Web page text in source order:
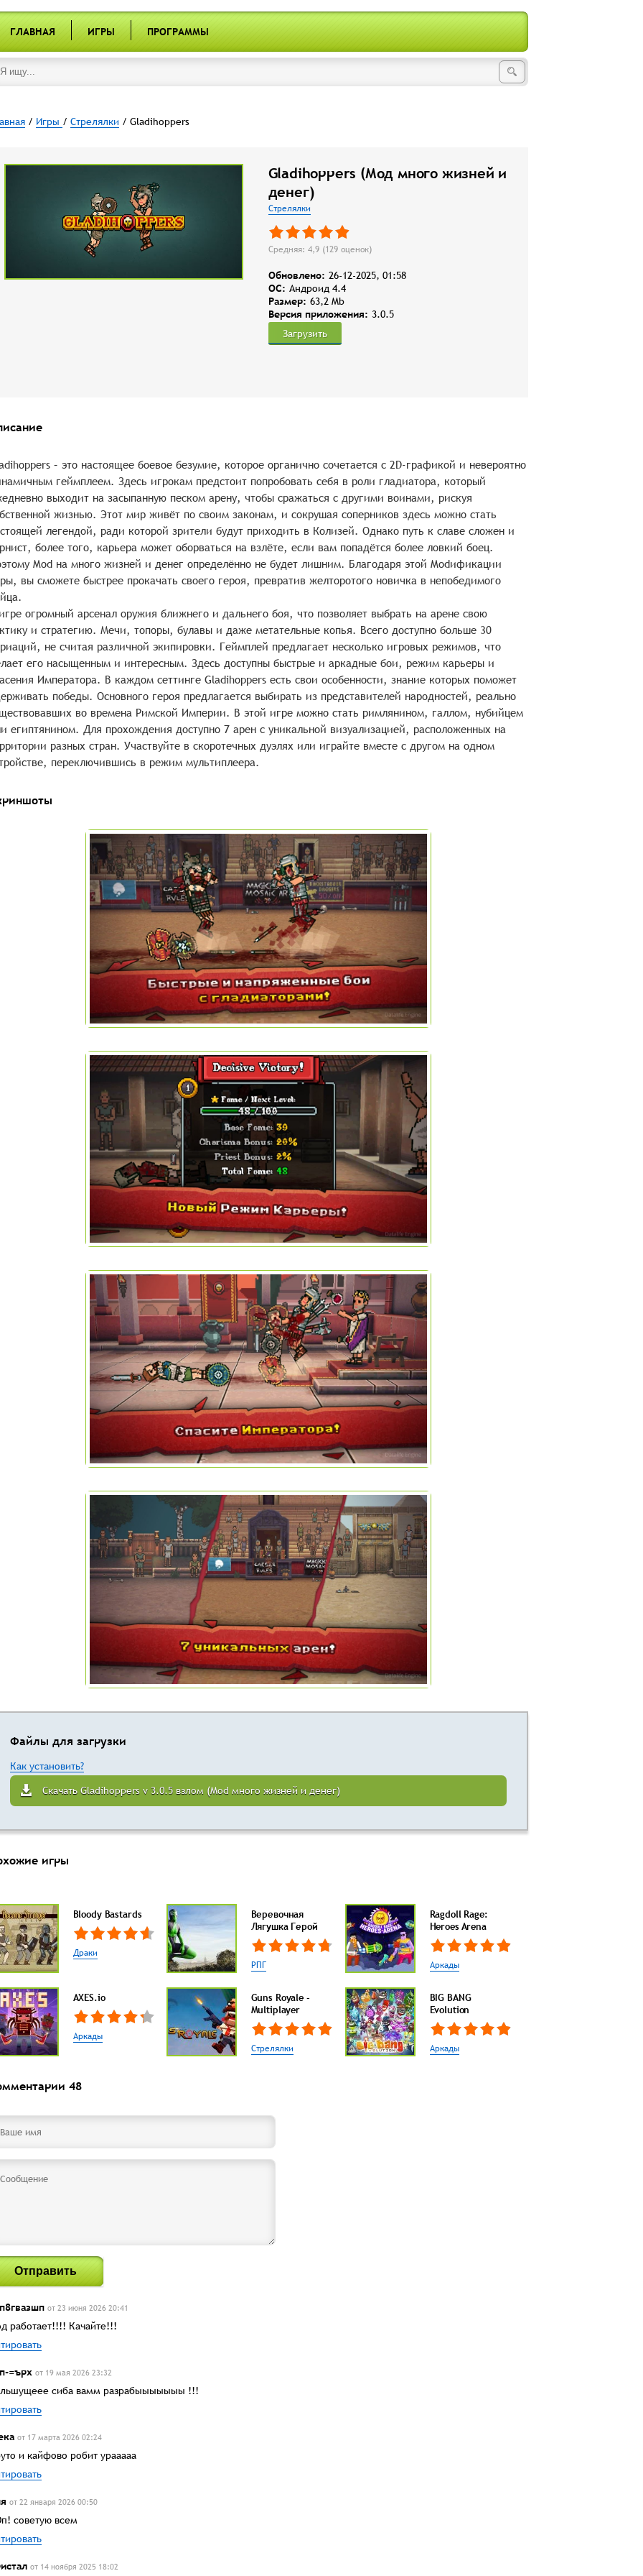
ГЛАВНАЯ ИГРЫ ПРОГРАММЫ
/ Игры / Стрелялки / Gladihoppers
Gladihoppers (Мод много жизней и
денег)
Стрелялки
Средняя: 4,9 (129оценок)
Обновлено: 26-12-2025, 01:58
OC: Андроид 4.4
Размер: 63,2 Mb
Версия приложения: 3.0.5
Загрузить
– это настоящее боевое безумие, которое органично сочетается с 2D-графикой и невероятно
геймплеем. Здесь игрокам предстоит попробовать себя в роли гладиатора, который
выходит на засыпанную песком арену, чтобы сражаться с другими воинами, рискуя
жизнью. Этот мир живёт по своим законам, и сокрушая соперников здесь можно стать
легендой, ради которой зрители будут приходить в Колизей. Однако путь к славе сложен и
более того, карьера может оборваться на взлёте, если вам попадётся более ловкий боец.
Mod на много жизней и денег определённо не будет лишним. Благодаря этой Modификации
вы сможете быстрее прокачать своего героя, превратив желторотого новичка в непобедимого
огромный арсенал оружия ближнего и дальнего боя, что позволяет выбрать на арене свою
и стратегию. Мечи, топоры, булавы и даже метательные копья. Всего доступно больше 30
не считая различной экипировки. Геймплей предлагает несколько игровых режимов, что
его насыщенным и интересным. Здесь доступны быстрые и аркадные бои, режим карьеры и
Императора. В каждом сеттинге Gladihoppers есть свои особенности, знание которых поможет
победы. Основного героя предлагается выбирать из представителей народностей, реально
во времена Римской Империи. В этой игре можно стать римлянином, галлом, нубийцем
египтянином. Для прохождения доступно 7 арен с уникальной визуализацией, расположенных на
разных стран. Участвуйте в скоротечных дуэлях или играйте вместе с другом на одном
переключившись в режим мультиплеера.
Файлы для загрузки
Как установить?
Скачать Gladihoppers v 3.0.5 взлом (Mod много жизней и денег)
игры
Bloody Bastards
Драки
Веревочная
Лягушка Герой
РПГ
Ragdoll Rage:
Heroes Arena
Аркады
AXES.io
Аркады
Guns Royale -
Multiplayer
Стрелялки
BIG BANG
Evolution
Аркады
48
Отправить
от 23 июня 2026 20:41
работает!!!! Качайте!!!
=ърх от 19 мая 2026 23:32
сиба вамм разрабыыыыыыы !!!
от 17 марта 2026 02:24
и кайфово робит урааааа
от 22 января 2026 00:50
советую всем
от 14 ноября 2025 18:02